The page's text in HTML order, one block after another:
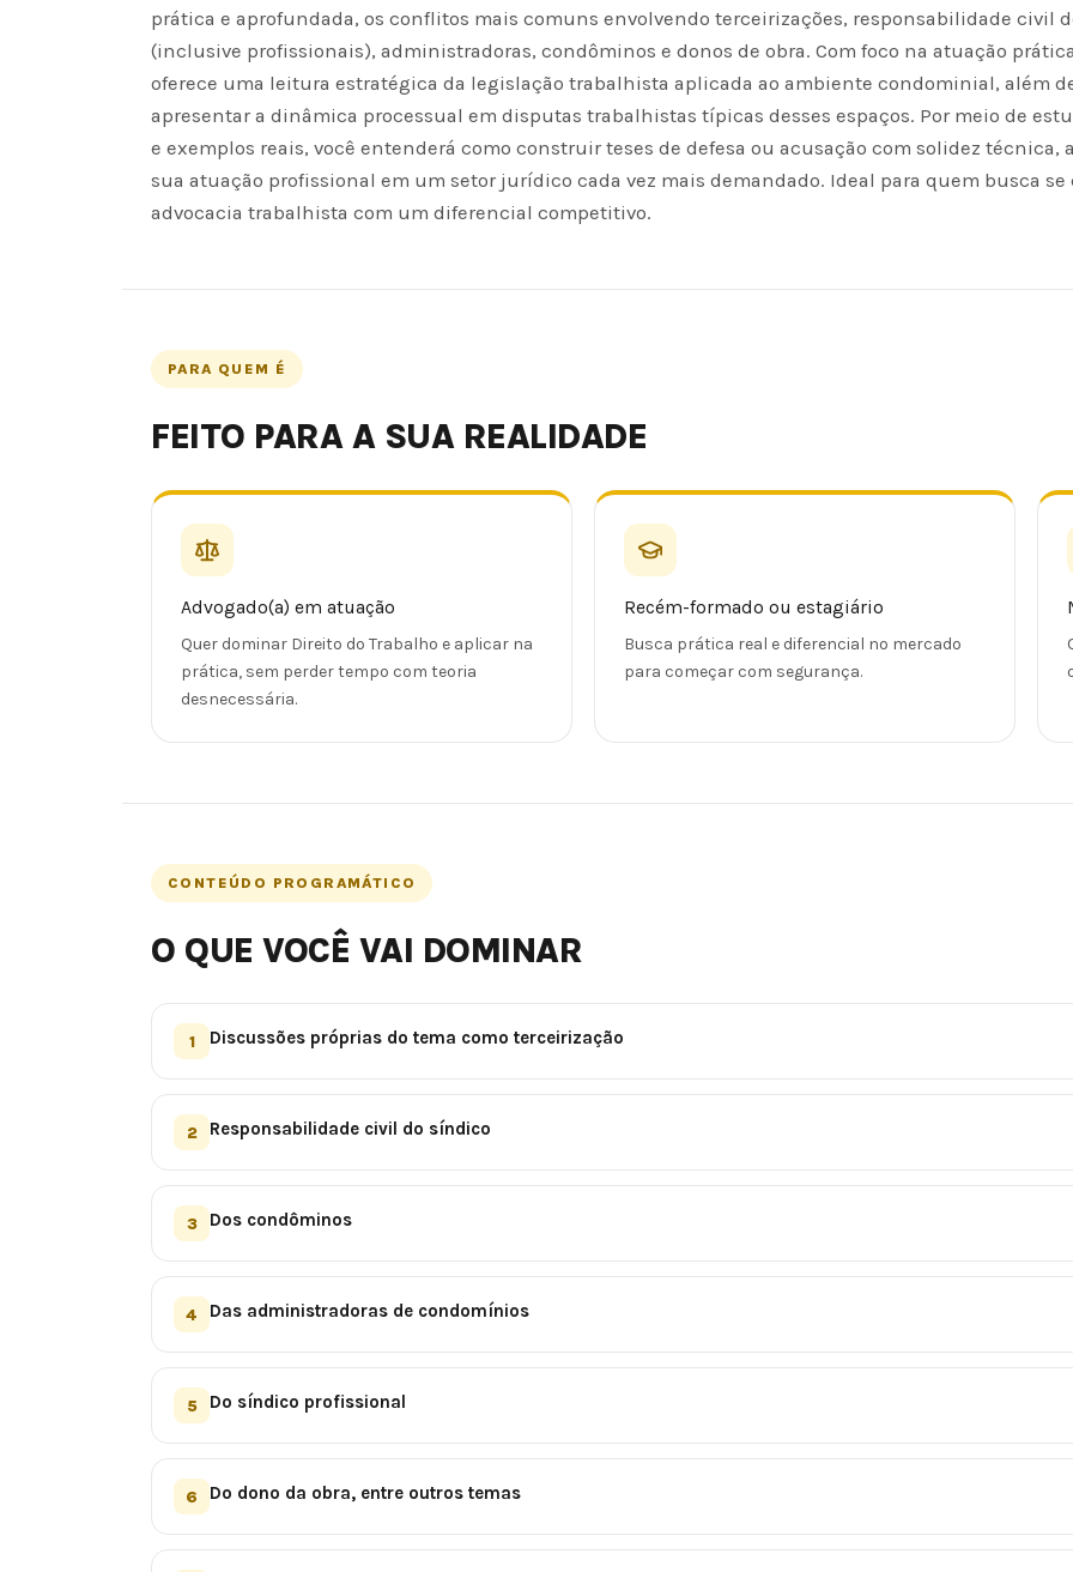
prática e aprofundada, os conflitos mais comuns envolvendo terceirizações, responsabilidade civil
(inclusive profissionais), administradoras, condôminos e donos de obra. Com foco na atuação
oferece uma leitura estratégica da legislação trabalhista aplicada ao ambiente condominial, além
apresentar a dinâmica processual em disputas trabalhistas típicas desses espaços. Por meio de
e exemplos reais, você entenderá como construir teses de defesa ou acusação com solidez técnica,
sua atuação profissional em um setor jurídico cada vez mais demandado. Ideal para quem busca se
advocacia trabalhista com um diferencial competitivo.
PARA QUEM É
FEITO PARA A SUA REALIDADE
Advogado(a) em atuação
Quer dominar Direito do Trabalho e aplicar na
prática, sem perder tempo com teoria
desnecessária.
Recém-formado ou estagiário
Busca prática real e diferencial no mercado
para começar com segurança.
CONTEÚDO PROGRAMÁTICO
O QUE VOCÊ VAI DOMINAR
1 Discussões próprias do tema como terceirização
2 Responsabilidade civil do síndico
3 Dos condôminos
4 Das administradoras de condomínios
5 Do síndico profissional
6 Do dono da obra, entre outros temas